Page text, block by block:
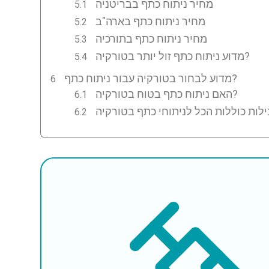
מחיר ניתוח כתף בבריטניה
מחיר ניתוח כתף בארה"ב
מחיר ניתוח כתף בתורכיה
מדוע ניתוח כתף זול יותר בטורקיה?
מדוע לבחור בטורקיה עבור ניתוח כתף?
האם ניתוח כתף בטוח בטורקיה?
כוללות הכל לניתוחי כתף בטורקיה